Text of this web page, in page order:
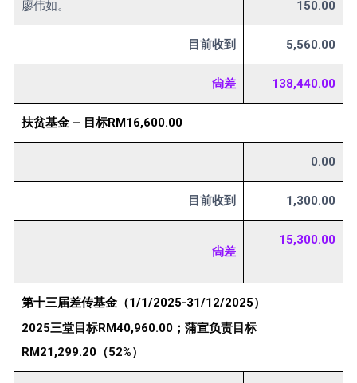
廖伟如。 150.00
目前收到 5,560.00
尙差 138,440.00
扶贫基金 – 目标RM16,600.00
0.00
目前收到 1,300.00
尙差
15,300.00
第十三届差传基金（1/1/2025-31/12/2025）
2025三堂目标RM40,960.00；蒲宣负责目标
RM21,299.20（52%）